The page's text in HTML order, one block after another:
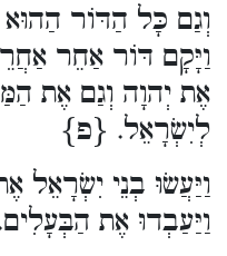
וְגַם כָּל הַדּוֹר הַהוּא
וַיָּקָם דּוֹר אַחֵר
אֶת יְהוָה וְגַם אֶת
לְיִשְׂרָאֵל. {פ}
וַיַּעֲשׂוּ בְנֵי יִשְׂרָאֵל
וַיַּעַבְדוּ אֶת